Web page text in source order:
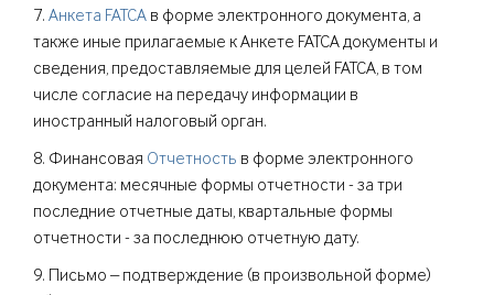
7. Анкета FATCA в форме электронного документа, а
также иные прилагаемые к Анкете FATCA документы и
сведения, предоставляемые для целей FATCA, в том
числе согласие на передачу информации в
иностранный налоговый орган.
8. Финансовая Отчетность в форме электронного
документа: месячные формы отчетности - за три
последние отчетные даты, квартальные формы
отчетности - за последнюю отчетную дату.
9. Письмо – подтверждение (в произвольной форме)